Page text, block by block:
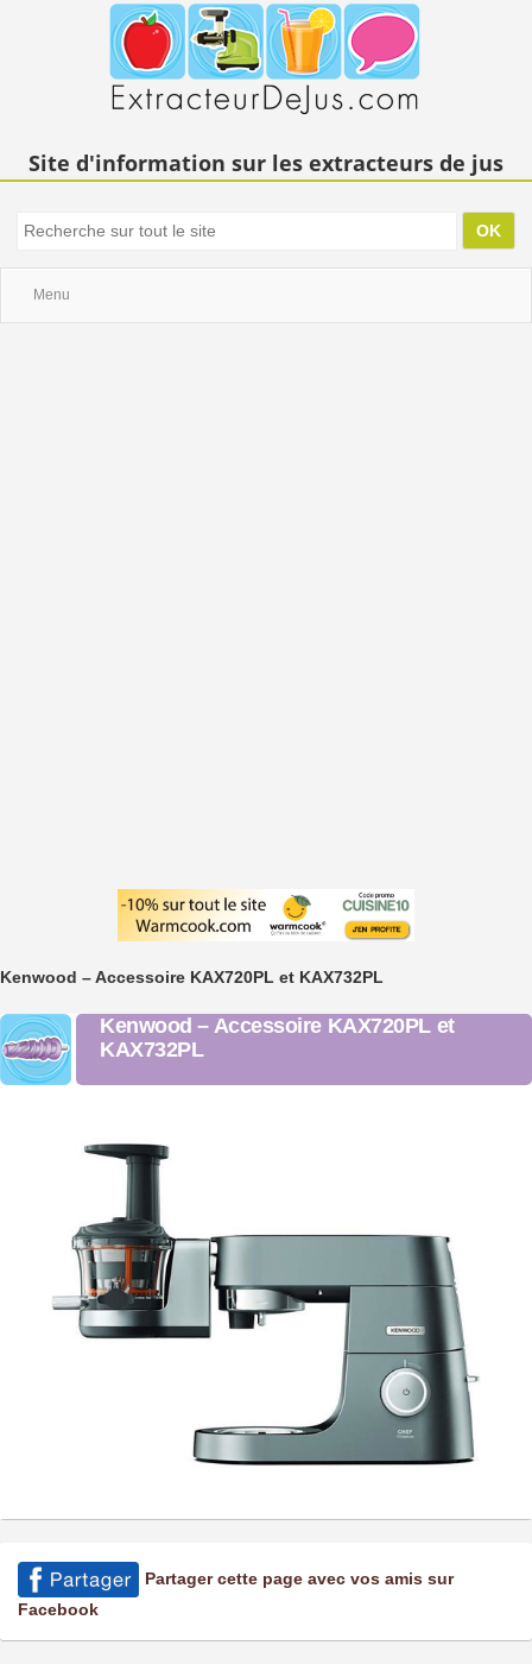
Site d'information sur les extracteurs de jus
Menu
Kenwood – Accessoire KAX720PL et KAX732PL
Kenwood – Accessoire KAX720PL et
KAX732PL
Partager cette page avec vos amis sur
Facebook